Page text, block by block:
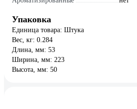
Упаковка
Единица товара: Штука
Вес, кг: 0.284
Длина, мм: 53
Ширина, мм: 223
Высота, мм: 50